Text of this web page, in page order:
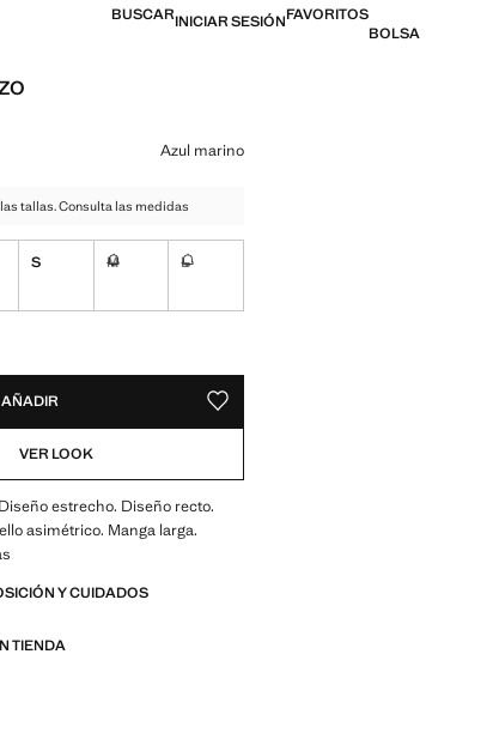
BUSCARINICIAR SESIÓNFAVORITOS
BOLSA
XAF ]
Azul marino
tallas. Consulta las medidas
S M L
AÑADIR GUARDAR COMO FAVORITO
VER LOOK
estrecho. Diseño recto.
asimétrico. Manga larga.
Y CUIDADOS
TIENDA